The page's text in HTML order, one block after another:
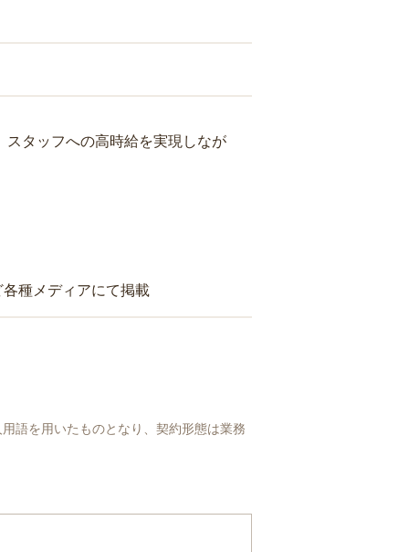
タッフへの高時給を実現しなが
種メディアにて掲載
語を用いたものとなり、契約形態は業務